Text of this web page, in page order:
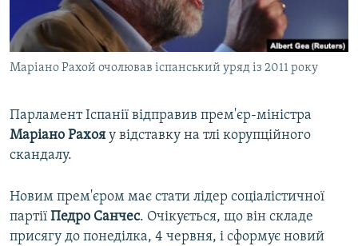
ВІДЕОУРОКИ «ELIFBE»
СВІДЧЕННЯ ОКУПАЦІЇ
УКРАЇНСЬКА ПРОБЛЕМА КРИМУ
Русский
Qırımtatar
Маріано Рахой очолював іспанський уряд із 2011 року
Парламент Іспанії відправив прем'єр-міністра
Маріано Рахоя у відставку на тлі корупційного
скандалу.
Новим прем'єром має стати лідер соціалістичної
партії Педро Санчес. Очікується, що він складе
присягу до понеділка, 4 червня, і сформує новий